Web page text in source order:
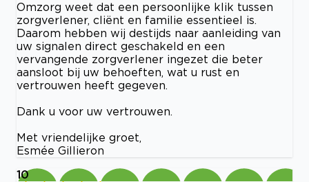
Omzorg weet dat een persoonlijke klik tussen
zorgverlener, cliënt en familie essentieel is.
Daarom hebben wij destijds naar aanleiding van
uw signalen direct geschakeld en een
vervangende zorgverlener ingezet die beter
aansloot bij uw behoeften, wat u rust en
vertrouwen heeft gegeven.
Dank u voor uw vertrouwen.
Met vriendelijke groet,
Esmée Gillieron
10